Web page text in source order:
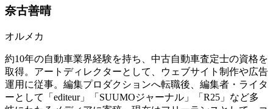
奈古善晴
オルメカ
約10年の自動車業界経験を持ち、中古自動車査定士の資格を
取得。アートディレクターとして、ウェブサイト制作や広告
運用に従事。編集プロダクションへ転職後、編集者・ライタ
ーとして「editeur」「SUUMOジャーナル」「R25」など多